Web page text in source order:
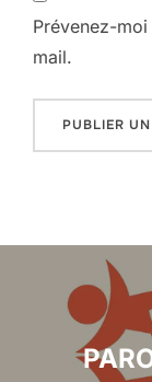
Prévenez-
mail.
Navigation
l’article